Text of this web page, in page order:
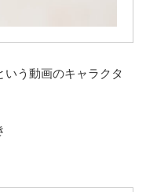
う動画のキャラクタ